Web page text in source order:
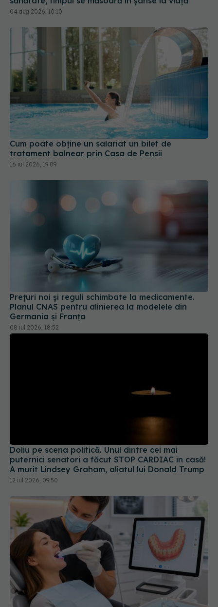
04 aug 2026, 10:10
Cum poate obține un salariat un bilet de
tratament balnear prin Casa de Pensii
16 iul 2026, 19:09
Prețuri noi și reguli schimbate la medicamente.
Planul CNAS pentru alinierea la modelele din
Germania și Franța
08 iul 2026, 18:52
Doliu pe scena politică. Unul dintre cei mai
puternici senatori a făcut STOP CARDIAC în casă!
A murit Lindsey Graham, aliatul lui Donald Trump
12 iul 2026, 09:50